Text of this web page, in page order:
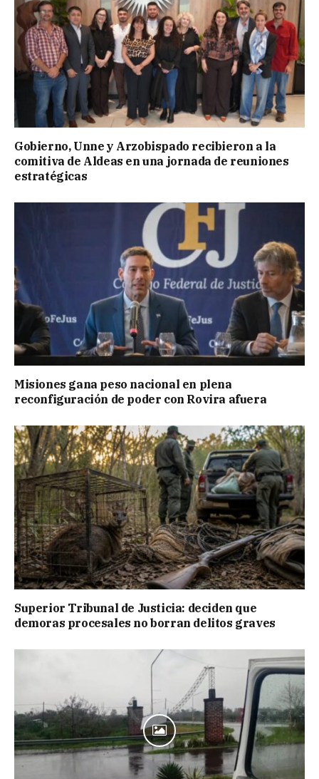
Gobierno, Unne y Arzobispado recibieron a la
comitiva de Aldeas en una jornada de reuniones
estratégicas
Misiones gana peso nacional en plena
reconfiguración de poder con Rovira afuera
Superior Tribunal de Justicia: deciden que
demoras procesales no borran delitos graves